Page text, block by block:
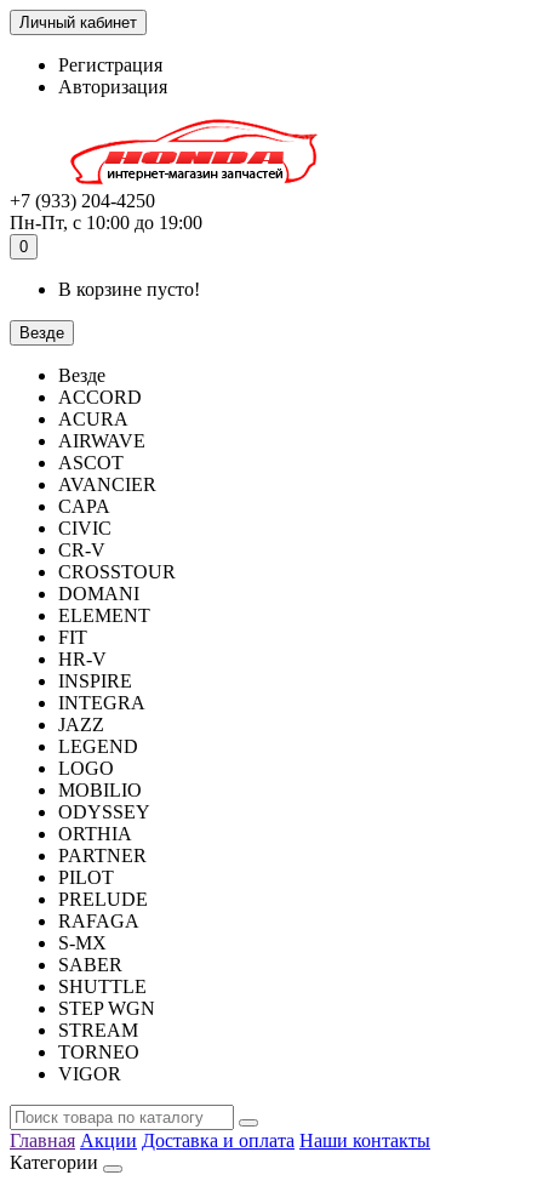
Личный кабинет
Регистрация
Авторизация
+7 (933) 204-4250
Пн-Пт, с 10:00 до 19:00
0
В корзине пусто!
Везде
Везде
ACCORD
ACURA
AIRWAVE
ASCOT
AVANCIER
CAPA
CIVIC
CR-V
CROSSTOUR
DOMANI
ELEMENT
FIT
HR-V
INSPIRE
INTEGRA
JAZZ
LEGEND
LOGO
MOBILIO
ODYSSEY
ORTHIA
PARTNER
PILOT
PRELUDE
RAFAGA
S-MX
SABER
SHUTTLE
STEP WGN
STREAM
TORNEO
VIGOR
Главная Акции Доставка и оплата Наши контакты
Категории